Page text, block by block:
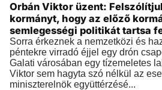
Orbán Viktor üzent:
kormányt, hogy az előző
semlegességi politikát tartsa
Sorra érkeznek a nemzetközi és
péntekre virradó éjjel egy drón
Galati városában egy tízemeletes
Viktor sem hagyta szó nélkül az
miniszterelnök együttérzésé...